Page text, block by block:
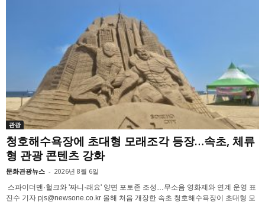
관광
청호해수욕장에 초대형 모래조각 등장…속초, 체류
형 관광 콘텐츠 강화
문화관광뉴스 - 2026년 8월 6일
스파이더맨·헐크와 '짜니·래요' 양면 포토존 조성…무소음 영화제와 연계 운영 표
진수 기자 pjs@newsone.co.kr 올해 처음 개장한 속초 청호해수욕장이 초대형 모